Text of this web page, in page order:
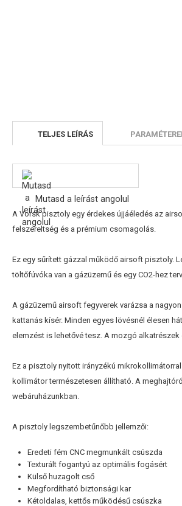
TELJES LEÍRÁS
Mutasd a leírást angolul
A Vorsk pisztoly egy érdekes újjáéledés az
felszereltség és a prémium csomagolás.
Ez egy sűrített gázzal működő airsoft pisztoly.
töltőfúvóka van a gázüzemű és egy CO2-hez
A gázüzemű airsoft fegyverek varázsa a
kattanás kísér. Minden egyes lövésnél élesen
elemzést is lehetővé tesz. A mozgó
Ez a pisztoly nyitott irányzékú
kollimátor természetesen állítható. A
webáruházunkban.
A pisztoly legszembetűnőbb jellemzői:
Eredeti fém CNC megmunkált csúszda
Texturált fogantyú az optimális fogásért
Külső huzagolt cső
Megfordítható biztonsági kar
Kétoldalas, kettős működésű csúszka